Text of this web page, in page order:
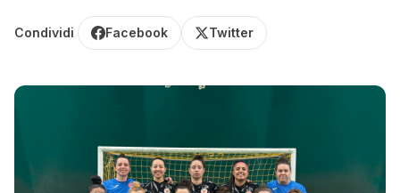
Condividi Facebook Twitter